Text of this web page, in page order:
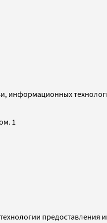
информационных
1
предоставления